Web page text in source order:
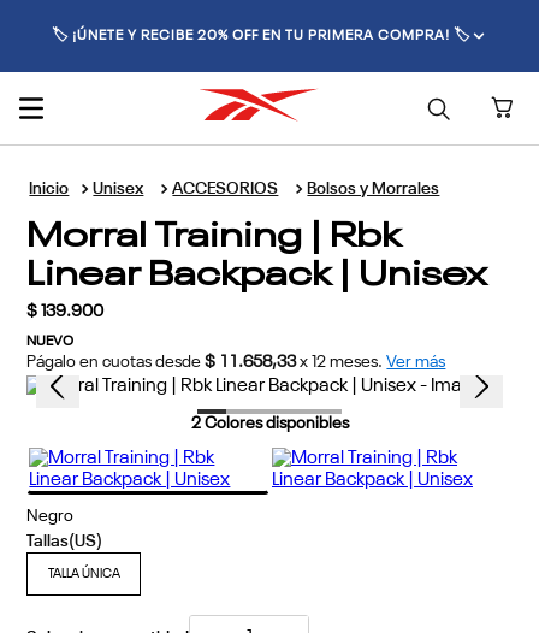
🏷️ ¡ÚNETE Y RECIBE 20% OFF EN TU PRIMERA COMPRA! 🏷️
Unisex ACCESORIOS Bolsos y Morrales
Morral Training | Rbk
Linear Backpack | Unisex
$ 139.900
NUEVO
Págalo en cuotas desde $ 11.658,33 x 12 meses. Ver más
2Colores disponibles
Negro
TALLA ÚNICA